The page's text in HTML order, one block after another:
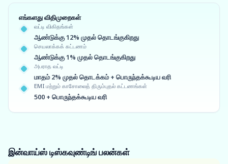
எங்களது விதிமுறைகள்
வட்டி விகிதங்கள்
ஆண்டுக்கு 12% முதல் தொடங்குகிறது
செயலாக்கக் கட்டணம்
ஆண்டுக்கு 1% முதல் தொடங்குகிறது
அபராத வட்டி
மாதம் 2% முதல் தொடக்கம் + பொருந்தக்கூடிய வரி
EMI மற்றும் காசோலைத் திரும்புதல் கட்டணங்கள்
500 + பொருந்தக்கூடிய வரி
இன்வாய்ஸ் டிஸ்கவுண்டிங்பலன்கள்